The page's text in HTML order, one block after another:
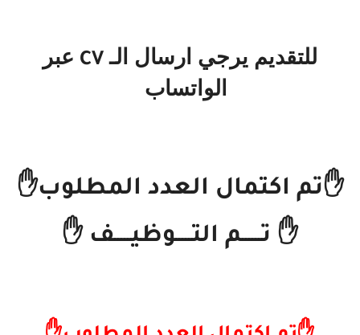
للتقديم يرجي ارسال الـ CV عبر
الواتساب
✋تم اكتمال العدد المطلوب✋
✋ تــــــم التـــــوظيـــــف ✋